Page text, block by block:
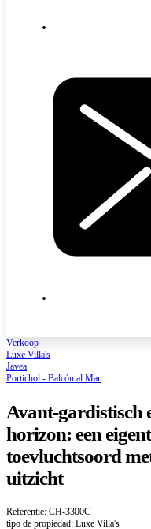
Verkoop
Luxe Villa's
Javea
Portichol - Balcón al Mar
Avant-gardistisch
horizon: een
toevluchtsoord
uitzicht
Referentie: CH-3300C
tipo de propiedad: Luxe Villa's